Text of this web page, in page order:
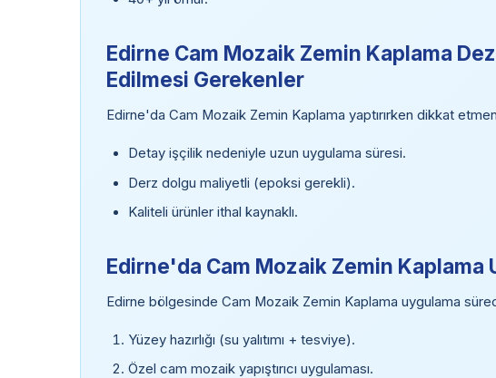
Edirne Cam Mozaik Zemin Kaplama
Edilmesi Gerekenler
Edirne'da Cam Mozaik Zemin Kaplama yaptırırken dikkat
Detay işçilik nedeniyle uzun uygulama süresi.
Derz dolgu maliyetli (epoksi gerekli).
Kaliteli ürünler ithal kaynaklı.
Edirne'da Cam Mozaik Zemin Kaplama
Edirne bölgesinde Cam Mozaik Zemin Kaplama uygulama
Yüzey hazırlığı (su yalıtımı + tesviye).
Özel cam mozaik yapıştırıcı uygulaması.